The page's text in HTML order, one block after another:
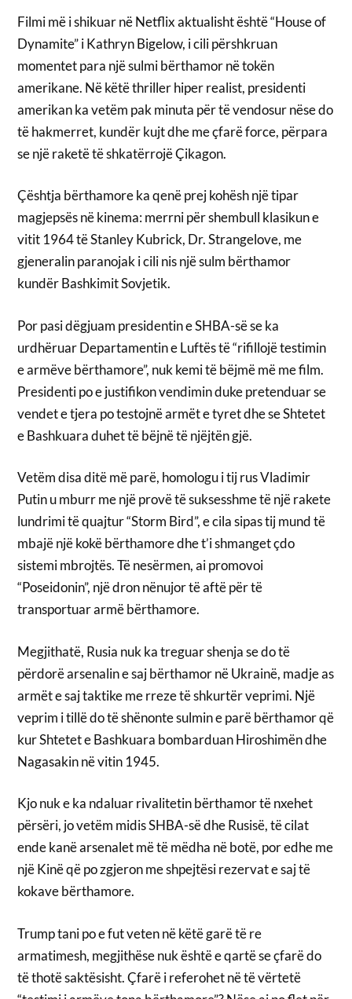
Filmi më i shikuar në Netflix aktualisht është “House of
Dynamite” i Kathryn Bigelow, i cili përshkruan
momentet para një sulmi bërthamor në tokën
amerikane. Në këtë thriller hiper realist, presidenti
amerikan ka vetëm pak minuta për të vendosur nëse do
të hakmerret, kundër kujt dhe me çfarë force, përpara
se një raketë të shkatërrojë Çikagon.
Çështja bërthamore ka qenë prej kohësh një tipar
magjepsës në kinema: merrni për shembull klasikun e
vitit 1964 të Stanley Kubrick, Dr. Strangelove, me
gjeneralin paranojak i cili nis një sulm bërthamor
kundër Bashkimit Sovjetik.
Por pasi dëgjuam presidentin e SHBA-së se ka
urdhëruar Departamentin e Luftës të “rifillojë testimin
e armëve bërthamore”, nuk kemi të bëjmë më me film.
Presidenti po e justifikon vendimin duke pretenduar se
vendet e tjera po testojnë armët e tyret dhe se Shtetet
e Bashkuara duhet të bëjnë të njëjtën gjë.
Vetëm disa ditë më parë, homologu i tij rus Vladimir
Putin u mburr me një provë të suksesshme të një rakete
lundrimi të quajtur “Storm Bird”, e cila sipas tij mund të
mbajë një kokë bërthamore dhe t’i shmanget çdo
sistemi mbrojtës. Të nesërmen, ai promovoi
“Poseidonin”, një dron nënujor të aftë për të
transportuar armë bërthamore.
Megjithatë, Rusia nuk ka treguar shenja se do të
përdorë arsenalin e saj bërthamor në Ukrainë, madje as
armët e saj taktike me rreze të shkurtër veprimi. Një
veprim i tillë do të shënonte sulmin e parë bërthamor që
kur Shtetet e Bashkuara bombarduan Hiroshimën dhe
Nagasakin në vitin 1945.
Kjo nuk e ka ndaluar rivalitetin bërthamor të nxehet
përsëri, jo vetëm midis SHBA-së dhe Rusisë, të cilat
ende kanë arsenalet më të mëdha në botë, por edhe me
një Kinë që po zgjeron me shpejtësi rezervat e saj të
kokave bërthamore.
Trump tani po e fut veten në këtë garë të re
armatimesh, megjithëse nuk është e qartë se çfarë do
të thotë saktësisht. Çfarë i referohet në të vërtetë